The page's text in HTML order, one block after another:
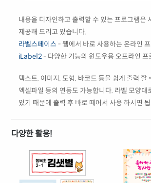
내용을 디자인하고 출력할 수 있는 프로그램은
제공해 드리고 있습니다.
라벨스페이스 - 웹에서 바로 사용하는 온라인
iLabel2- 다양한 기능의 윈도우용 오프라인 프
텍스트, 이미지, 도형, 바코드 등을 쉽게 출력 할
엑셀파일 등의 연동도 가능합니다. 라벨 모양대
있기 때문에 출력 후 바로 떼어서 사용 하시면 됩
다양한 활용!